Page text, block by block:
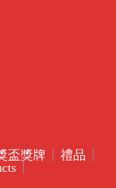
盃獎牌
禮品